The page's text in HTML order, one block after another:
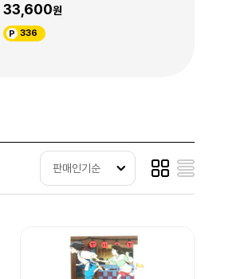
33,600
336
판매인기순